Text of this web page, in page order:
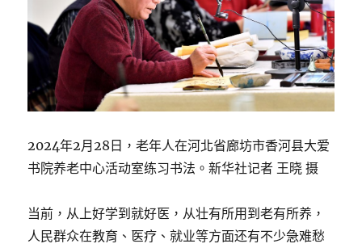
2024年2月28日，老年人在河北省廊坊市香河县大爱
书院养老中心活动室练习书法。新华社记者 王晓 摄
当前，从上好学到就好医，从壮有所用到老有所养，
人民群众在教育、医疗、就业等方面还有不少急难愁